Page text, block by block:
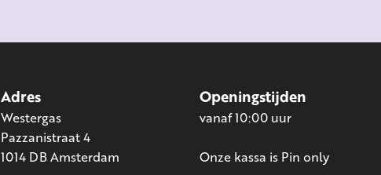
Adres
Westergas
Pazzanistraat 4
1014 DB Amsterdam
Openingstijden
vanaf 10:00 uur
Onze kassa is Pin only